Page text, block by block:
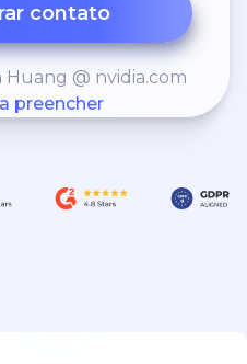
contato
@ nvidia.com
preencher